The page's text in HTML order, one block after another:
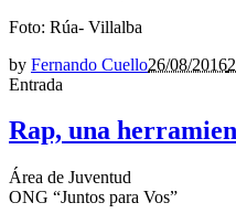
Foto: Rúa- Villalba
by Fernando Cuello26/08/2016
Entrada
Rap, una
Área de Juventud
ONG “Juntos para Vos”